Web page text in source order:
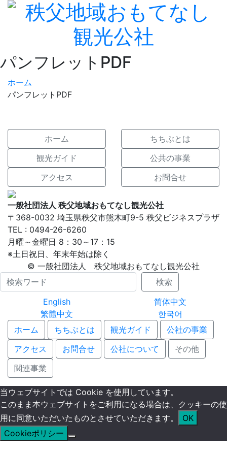
パンフレットPDF
ホーム
パンフレットPDF
ホーム
ちちぶとは
観光ガイド
公共の事業
アクセス
お問合せ
一般社団法人 秩父地域おもてなし観光公社
〒368-0032 埼玉県秩父市熊木町9-5 秩父ビジネスプラザ
TEL : 0494-26-6260
月曜～金曜日 8：30～17：15
※土日祝日、年末年始は除く
© 一般社団法人 秩父地域おもてなし観光公社
Name
検索
English
简体中文
繁體中文
한국어
ホーム
ちちぶとは 観光ガイド
公社の事業
アクセス
お問合せ 公社について
その他
関連事業
当ウェブサイトでは Cookie を使用しています。
このまま本ウェブサイトをご利用になる場合は、クッキーの使
用に同意いただいたものとさせていただきます。
OK
Cookieポリシー